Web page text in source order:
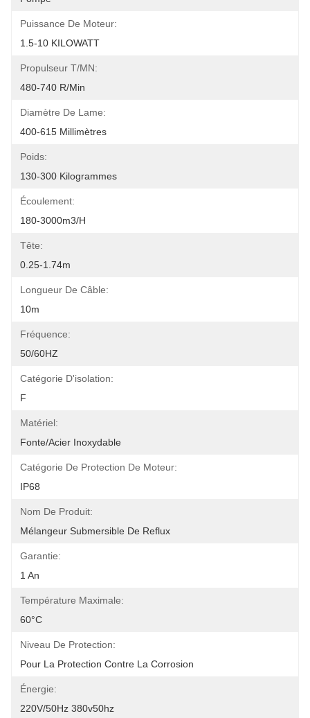
Puissance De Moteur:
1.5-10 KILOWATT
Propulseur T/MN:
480-740 R/min
Diamètre De Lame:
400-615 Millimètres
Poids:
130-300 Kilogrammes
Écoulement:
180-3000m3/h
Tête:
0.25-1.74m
Longueur De Câble:
10m
Fréquence:
50/60HZ
Catégorie D'isolation:
F
Matériel:
Fonte/acier Inoxydable
Catégorie De Protection De Moteur:
IP68
Nom De Produit:
Mélangeur Submersible De Reflux
Garantie:
1 An
Température Maximale:
60°C
Niveau De Protection:
Pour La Protection Contre La Corrosion
Énergie:
220V/50Hz 380v50hz